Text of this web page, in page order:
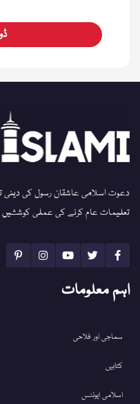
دعوت اسلامی عاشقان رسول کی دینی
تعلیمات عام کرنے کی عملی
اہم معلومات
سماجی اور فلاحی
کتابیں
اسلامی ایونٹس